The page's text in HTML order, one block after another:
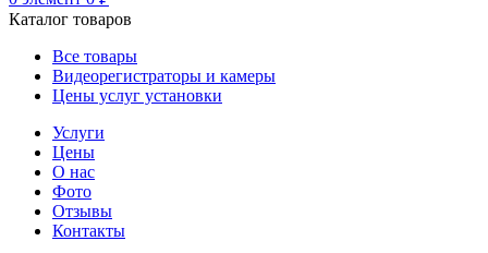
Каталог товаров
Все товары
Видеорегистраторы и камеры
Цены услуг установки
Услуги
Цены
О нас
Фото
Отзывы
Контакты